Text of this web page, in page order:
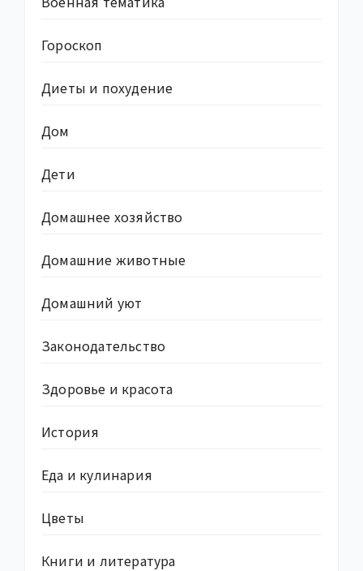
Гороскоп
Диеты и похудение
Дом
Дети
Домашнее хозяйство
Домашние животные
Домашний уют
Законодательство
Здоровье и красота
История
Еда и кулинария
Цветы
Книги и литература